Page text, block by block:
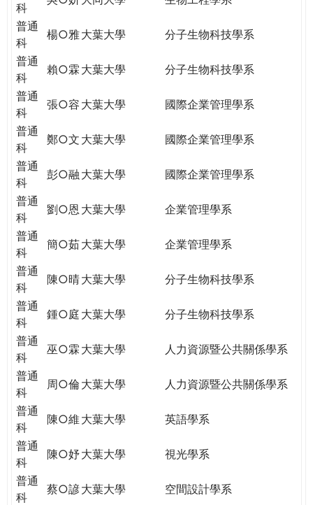
科
普通
科
楊○雅大葉大學
分子生物科技學系
普通
科
賴○霖 大葉大學
分子生物科技學系
普通
科
張○容 大葉大學
國際企業管理學系
普通
科
鄭○文 大葉大學
國際企業管理學系
普通
科
彭○融 大葉大學
國際企業管理學系
普通
科
劉○恩 大葉大學
企業管理學系
普通
科
簡○茹大葉大學
企業管理學系
普通
科
陳○晴大葉大學
分子生物科技學系
普通
科
鍾○庭 大葉大學
分子生物科技學系
普通
科
巫○霖 大葉大學
人力資源暨公共關係學系
普通
科
周○倫 大葉大學
人力資源暨公共關係學系
普通
科
陳○維 大葉大學
英語學系
普通
科
陳○妤大葉大學
視光學系
普通
科
蔡○諺大葉大學
空間設計學系